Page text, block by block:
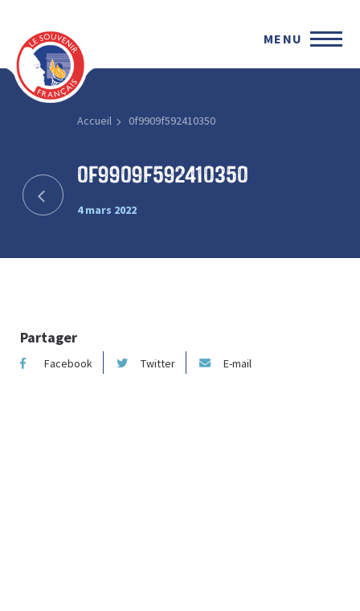
MENU
Accueil 0f9909f592410350
0f9909f592410350
4 mars 2022
Partager
Facebook Twitter E-mail